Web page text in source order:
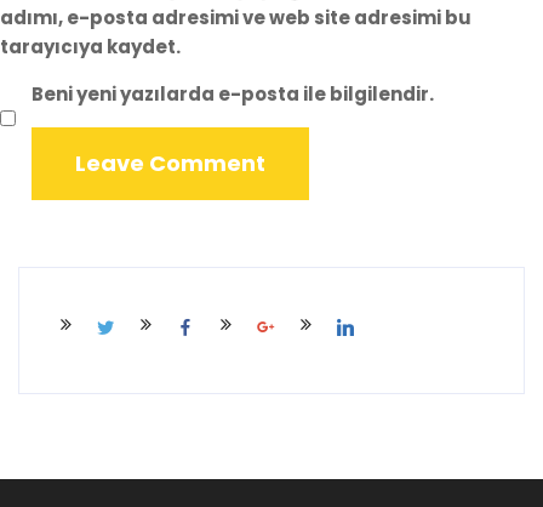
adımı, e-posta adresimi ve web site adresimi bu
tarayıcıya kaydet.
Beni yeni yazılarda e-posta ile bilgilendir.